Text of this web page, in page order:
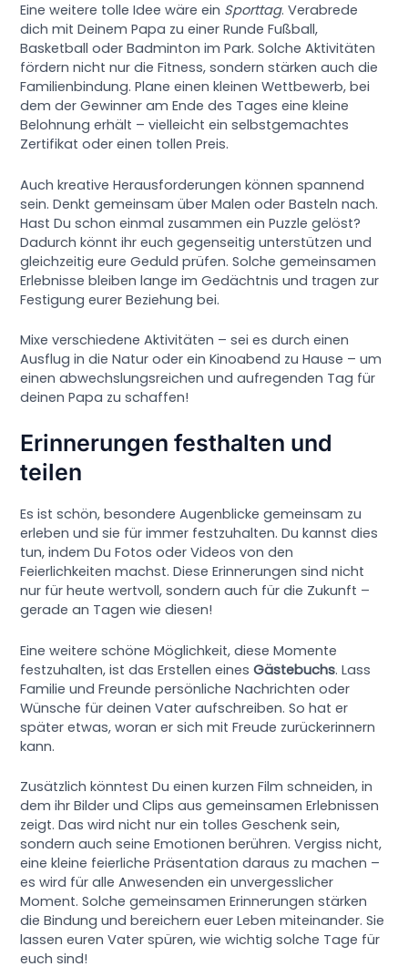
Eine weitere tolle Idee wäre ein Sporttag. Verabrede
dich mit Deinem Papa zu einer Runde Fußball,
Basketball oder Badminton im Park. Solche Aktivitäten
fördern nicht nur die Fitness, sondern stärken auch die
Familienbindung. Plane einen kleinen Wettbewerb, bei
dem der Gewinner am Ende des Tages eine kleine
Belohnung erhält – vielleicht ein selbstgemachtes
Zertifikat oder einen tollen Preis.
Auch kreative Herausforderungen können spannend
sein. Denkt gemeinsam über Malen oder Basteln nach.
Hast Du schon einmal zusammen ein Puzzle gelöst?
Dadurch könnt ihr euch gegenseitig unterstützen und
gleichzeitig eure Geduld prüfen. Solche gemeinsamen
Erlebnisse bleiben lange im Gedächtnis und tragen zur
Festigung eurer Beziehung bei.
Mixe verschiedene Aktivitäten – sei es durch einen
Ausflug in die Natur oder ein Kinoabend zu Hause – um
einen abwechslungsreichen und aufregenden Tag für
deinen Papa zu schaffen!
Erinnerungen festhalten und
teilen
Es ist schön, besondere Augenblicke gemeinsam zu
erleben und sie für immer festzuhalten. Du kannst dies
tun, indem Du Fotos oder Videos von den
Feierlichkeiten machst. Diese Erinnerungen sind nicht
nur für heute wertvoll, sondern auch für die Zukunft –
gerade an Tagen wie diesen!
Eine weitere schöne Möglichkeit, diese Momente
festzuhalten, ist das Erstellen einesGästebuchs. Lass
Familie und Freunde persönliche Nachrichten oder
Wünsche für deinen Vater aufschreiben. So hat er
später etwas, woran er sich mit Freude zurückerinnern
kann.
Zusätzlich könntest Du einen kurzen Film schneiden, in
dem ihr Bilder und Clips aus gemeinsamen Erlebnissen
zeigt. Das wird nicht nur ein tolles Geschenk sein,
sondern auch seine Emotionen berühren. Vergiss nicht,
eine kleine feierliche Präsentation daraus zu machen –
es wird für alle Anwesenden ein unvergesslicher
Moment. Solche gemeinsamen Erinnerungen stärken
die Bindung und bereichern euer Leben miteinander. Sie
lassen euren Vater spüren, wie wichtig solche Tage für
euch sind!